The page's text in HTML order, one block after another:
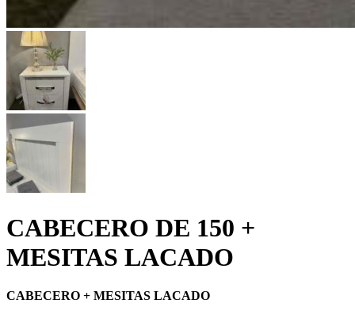
CABECERO DE 150 +
MESITAS LACADO
CABECERO + MESITAS LACADO